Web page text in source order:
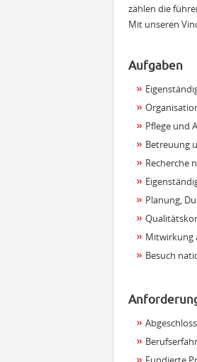
zählen die
Mit unseren
Aufgaben
Pflege und
Betreuung
Recherche
Planung,
Mitwirkung
Besuch